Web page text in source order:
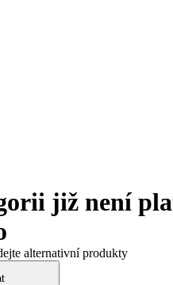
již není
alternativní produkty